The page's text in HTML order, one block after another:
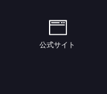
公式サイト